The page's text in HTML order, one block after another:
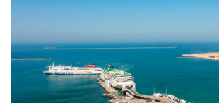
Irish Ferries
(3 à 4 rotations/sem - Dublin)